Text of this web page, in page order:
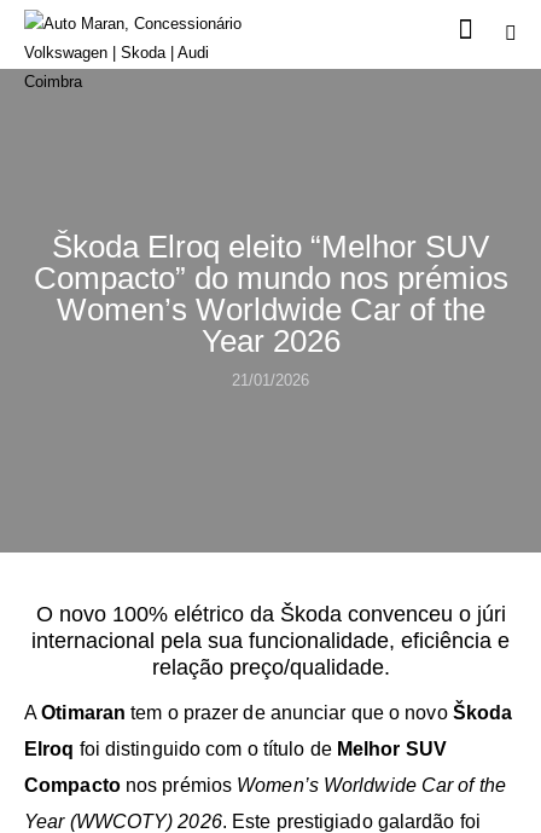
Škoda Elroq eleito “Melhor SUV
Compacto” do mundo nos prémios
Women’s Worldwide Car of the
Year 2026
21/01/2026
O novo 100% elétrico da Škoda convenceu o júri
internacional pela sua funcionalidade, eficiência e
relação preço/qualidade.
AOtimaran tem o prazer de anunciar que o novo Škoda
Elroq foi distinguido com o título de Melhor SUV
Compactonos prémios Women’s Worldwide Car of the
Year (WWCOTY) 2026. Este prestigiado galardão foi